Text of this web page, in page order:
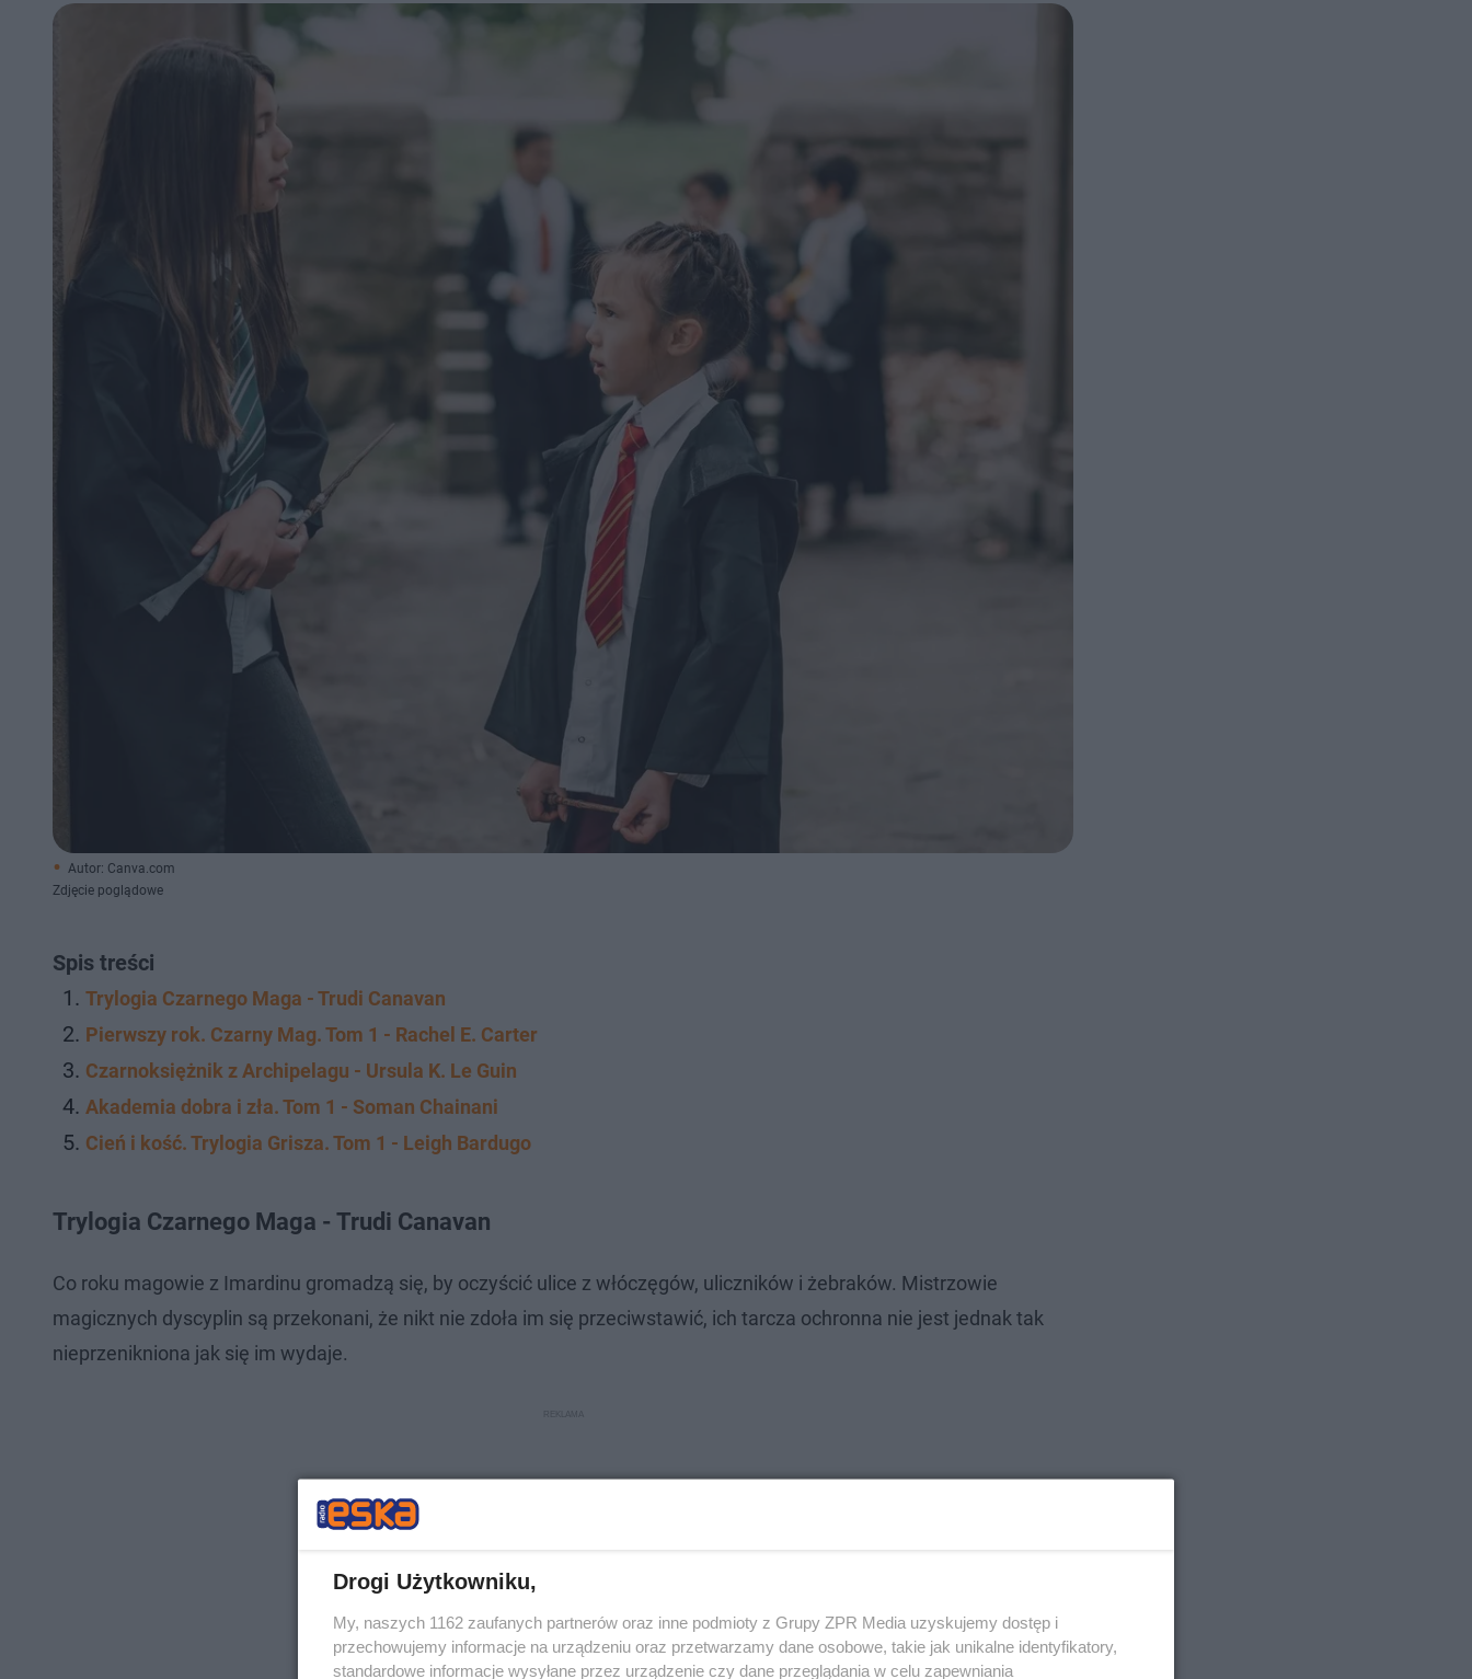
Autor: Canva.com
Zdjęcie poglądowe
Spis treści
Trylogia Czarnego Maga - Trudi Canavan
Pierwszy rok. Czarny Mag. Tom 1 - Rachel E. Carter
Czarnoksiężnik z Archipelagu - Ursula K. Le Guin
Akademia dobra i zła. Tom 1 - Soman Chainani
Cień i kość. Trylogia Grisza. Tom 1 - Leigh Bardugo
Trylogia Czarnego Maga - Trudi Canavan
Co roku magowie z Imardinu gromadzą się, by oczyścić ulice z włóczęgów, uliczników i żebraków. Mistrzowie
magicznych dyscyplin są przekonani, że nikt nie zdoła im się przeciwstawić, ich tarcza ochronna nie jest jednak tak
nieprzenikniona jak się im wydaje.
Drogi Użytkowniku,
My, naszych 1162 zaufanych partnerów oraz inne podmioty z Grupy ZPR Media uzyskujemy dostęp i
przechowujemy informacje na urządzeniu oraz przetwarzamy dane osobowe, takie jak unikalne identyfikatory,
standardowe informacje wysyłane przez urządzenie czy dane przeglądania w celu zapewniania